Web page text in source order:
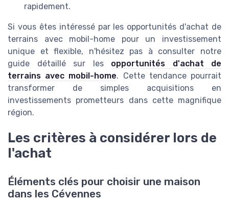
rapidement.
Si vous êtes intéressé par les opportunités d'achat de
terrains avec mobil-home pour un investissement
unique et flexible, n'hésitez pas à consulter notre
guide détaillé sur les opportunités d'achat de
terrains avec mobil-home. Cette tendance pourrait
transformer de simples acquisitions en
investissements prometteurs dans cette magnifique
région.
Les critères à considérer lors de
l'achat
Éléments clés pour choisir une maison
dans les Cévennes